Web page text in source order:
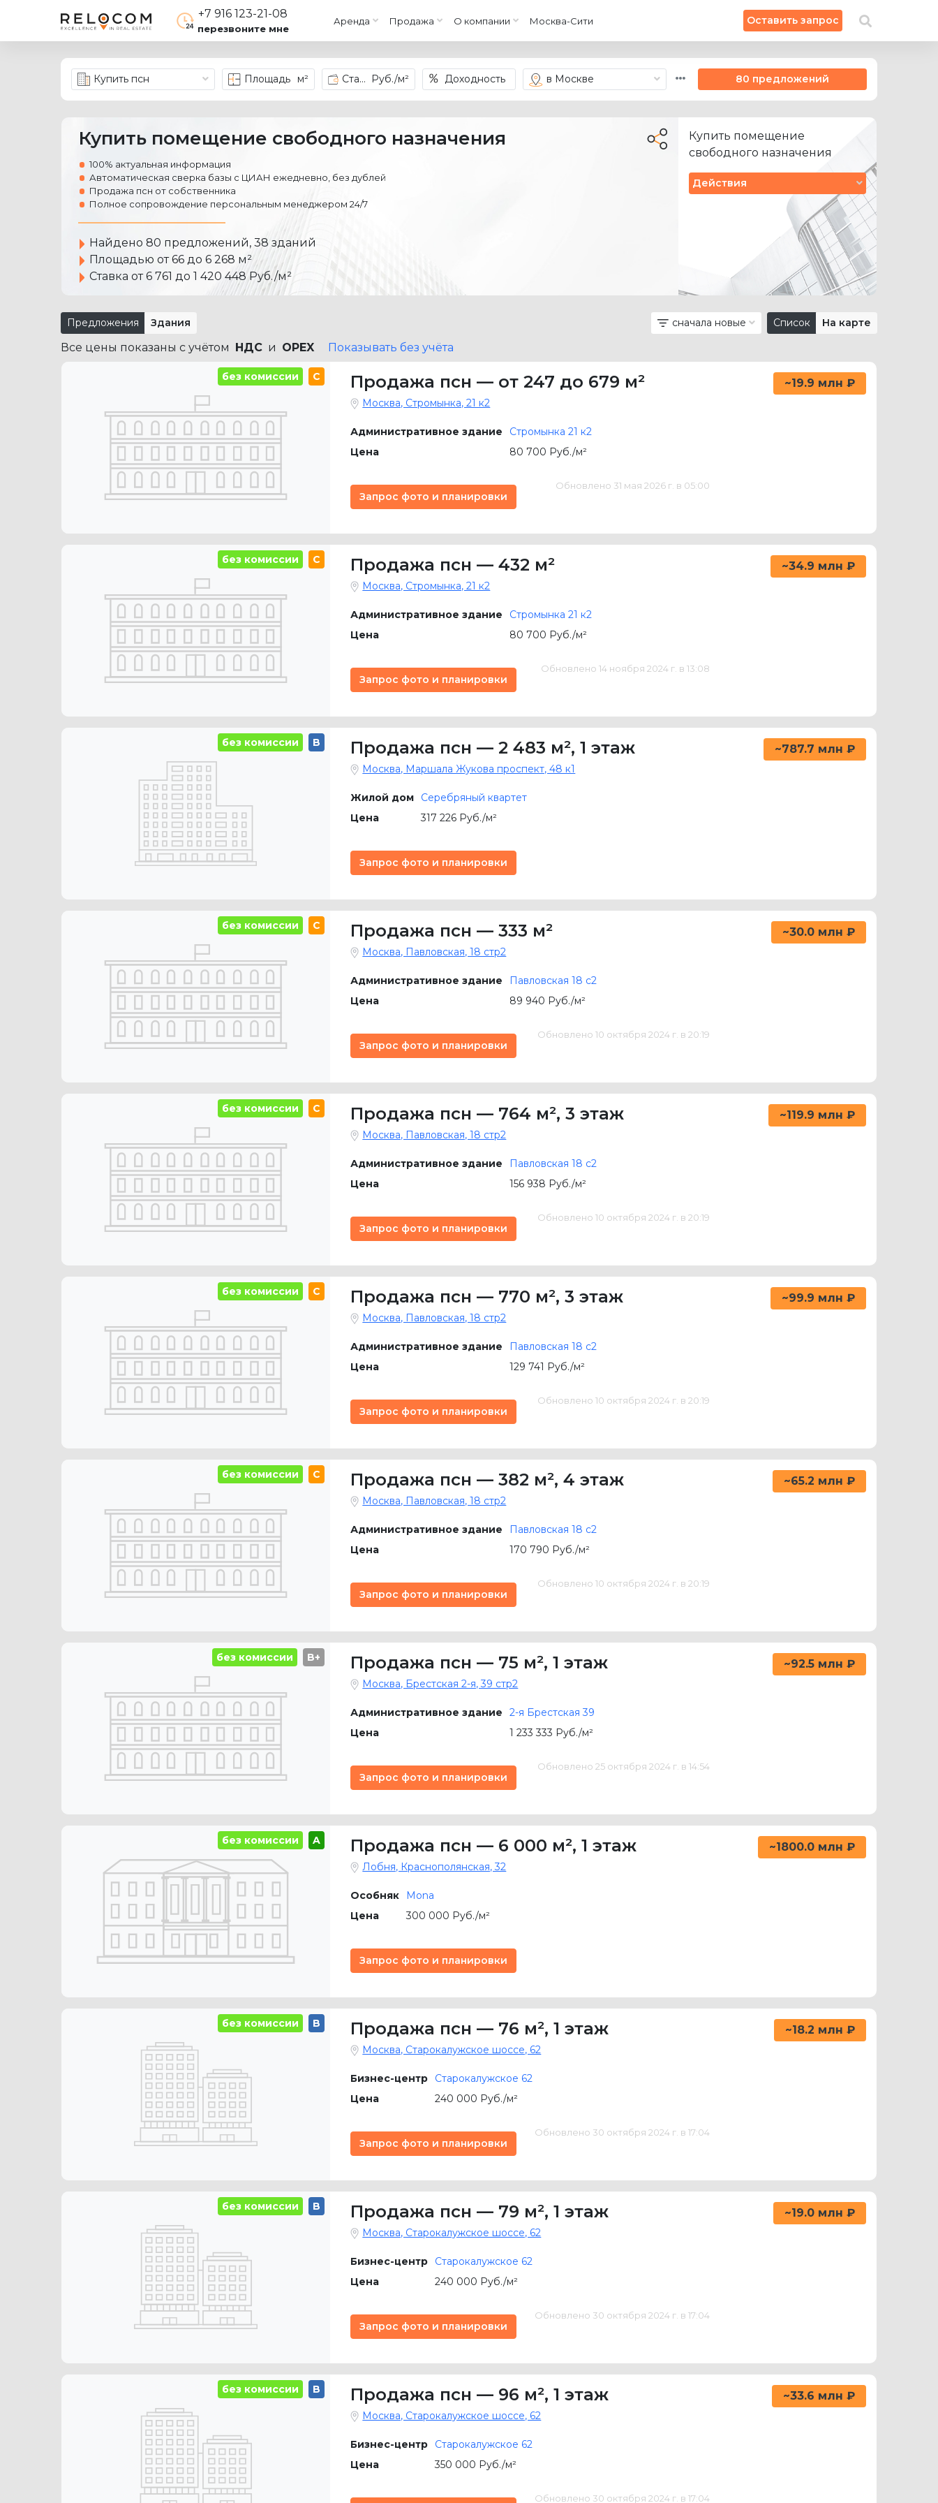
+7 916 123-21-08
перезвоните мне
Аренда Продажа О компании Москва-Сити Оставить запрос
× Искать на карте
Купить псн Площадь м² Ставка Руб./м² Доходность в Москве 80 предложений
Купить помещение свободного назначения
100% актуальная информация
Автоматическая сверка базы с ЦИАН ежедневно, без дублей
Продажа псн от собственника
Полное сопровождение персональным менеджером 24/7
Найдено 80 предложений, 38 зданий
Площадью от 66 до 6 268 м²
Ставка от 6 761 до 1 420 448 Руб./м²
Купить помещение
свободного назначения
Действия
Предложения Здания сначала новые Список На карте
Все цены показаны с учётом НДС и OPEX Показывать без учёта
без комиссии C Продажа псн — от 247 до 679 м² ~19.9 млн ₽
Москва, Стромынка, 21 к2
Административное здание
Стромынка 21 к2
Цена
80 700 Руб./м²
Запрос фото и планировки
Обновлено 31 мая 2026 г. в 05:00
без комиссии C Продажа псн —432 м² ~34.9 млн ₽
Москва, Стромынка, 21 к2
Административное здание
Стромынка 21 к2
Цена
80 700 Руб./м²
Запрос фото и планировки
Обновлено 14 ноября 2024 г. в 13:08
без комиссии B Продажа псн —2 483 м²,1 этаж ~787.7 млн ₽
Москва, Маршала Жукова проспект, 48 к1
Жилой дом
Серебряный квартет
Цена
317 226 Руб./м²
Запрос фото и планировки
без комиссии C Продажа псн —333 м² ~30.0 млн ₽
Москва, Павловская, 18 стр2
Административное здание
Павловская 18 с2
Цена
89 940 Руб./м²
Запрос фото и планировки
Обновлено 10 октября 2024 г. в 20:19
без комиссии C Продажа псн — 764 м²,3 этаж ~119.9 млн ₽
Москва, Павловская, 18 стр2
Административное здание
Павловская 18 с2
Цена
156 938 Руб./м²
Запрос фото и планировки
Обновлено 10 октября 2024 г. в 20:19
без комиссии C Продажа псн — 770 м²,3 этаж ~99.9 млн ₽
Москва, Павловская, 18 стр2
Административное здание
Павловская 18 с2
Цена
129 741 Руб./м²
Запрос фото и планировки
Обновлено 10 октября 2024 г. в 20:19
без комиссии C Продажа псн —382 м²,4 этаж ~65.2 млн ₽
Москва, Павловская, 18 стр2
Административное здание
Павловская 18 с2
Цена
170 790 Руб./м²
Запрос фото и планировки
Обновлено 10 октября 2024 г. в 20:19
без комиссии B+ Продажа псн — 75 м²,1 этаж ~92.5 млн ₽
Москва, Брестская 2-я, 39 стр2
Административное здание
2-я Брестская 39
Цена
1 233 333 Руб./м²
Запрос фото и планировки
Обновлено 25 октября 2024 г. в 14:54
без комиссии A Продажа псн — 6 000 м²,1 этаж ~1800.0 млн ₽
Лобня, Краснополянская, 32
Особняк
Mona
Цена
300 000 Руб./м²
Запрос фото и планировки
без комиссии B Продажа псн — 76 м²,1 этаж ~18.2 млн ₽
Москва, Старокалужское шоссе, 62
Бизнес-центр
Старокалужское 62
Цена
240 000 Руб./м²
Запрос фото и планировки
Обновлено 30 октября 2024 г. в 17:04
без комиссии B Продажа псн — 79 м²,1 этаж ~19.0 млн ₽
Москва, Старокалужское шоссе, 62
Бизнес-центр
Старокалужское 62
Цена
240 000 Руб./м²
Запрос фото и планировки
Обновлено 30 октября 2024 г. в 17:04
без комиссии B Продажа псн — 96 м²,1 этаж ~33.6 млн ₽
Москва, Старокалужское шоссе, 62
Бизнес-центр
Старокалужское 62
Цена
350 000 Руб./м²
Обновлено 30 октября 2024 г. в 17:04